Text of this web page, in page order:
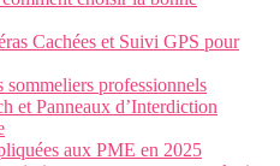
Cachées et Suivi GPS pour
sommeliers professionnels
et Panneaux d’Interdiction
aux PME en 2025